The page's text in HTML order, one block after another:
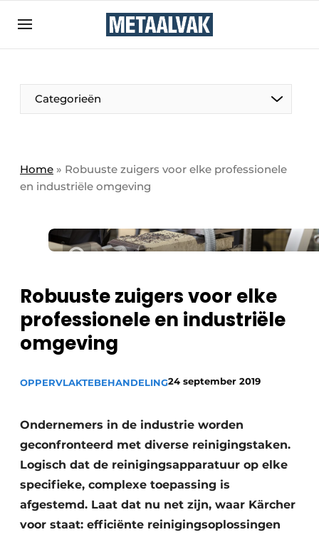
Bedrijven
Contact
Eigen content aanleveren
Evenement aanmelden
Meest gelezen
Podcasts
Privacy / Cookie statement
Vacature aanmelden
Vacatures
Video’s
Categorieën
Home » Robuuste zuigers voor elke professionele
en industriële omgeving
Robuuste zuigers voor elke
professionele en industriële
omgeving
OPPERVLAKTEBEHANDELING24 september 2019
Ondernemers in de industrie worden
geconfronteerd met diverse reinigingstaken.
Logisch dat de reinigingsapparatuur op elke
specifieke, complexe toepassing is
afgestemd. Laat dat nu net zijn, waar Kärcher
voor staat: efficiënte reinigingsoplossingen